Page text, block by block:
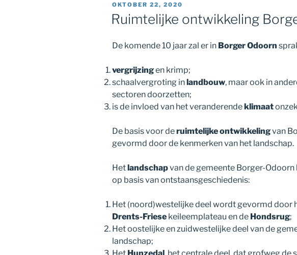
GEPLAATST
OP
OKTOBER 22, 2020
Ruimtelijke ontwikkeling
De komende 10 jaar zal er in Borger Odoorn
vergrijzingen krimp;
schaalvergroting inlandbouw, maar ook in
sectoren doorzetten;
is de invloed van het veranderende klimaat
De basis voor deruimtelijke ontwikkelingvan
gevormd door de kenmerken van het landschap.
Hetlandschapvan de gemeente Borger-
op basis van ontstaansgeschiedenis:
Het (noord)westelijke deel wordt gevormd door
Drents-Friese keileemplateau en de Hondsrug;
Het oostelijke en zuidwestelijke deel van de
landschap;